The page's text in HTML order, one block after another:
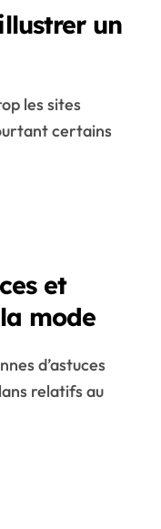
un
certains
et
mode
relatifs au